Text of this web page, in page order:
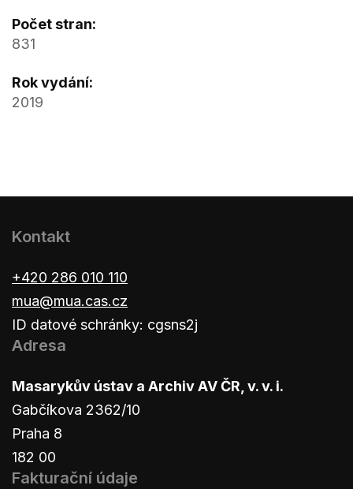
Počet stran:
831
Rok vydání:
2019
Kontakt
+420 286 010 110
mua@mua.cas.cz
ID datové schránky: cgsns2j
Adresa
Masarykův ústav a Archiv AV ČR, v. v. i.
Gabčíkova 2362/10
Praha 8
182 00
Fakturační údaje